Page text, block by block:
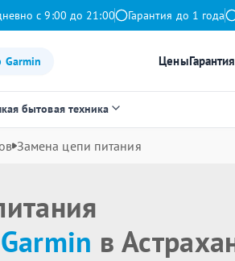
с 9:00 до 21:00 Гарантия до 1 года
Garmin ЦеныГарантия
бытовая техника
Замена цепи питания
Garmin в